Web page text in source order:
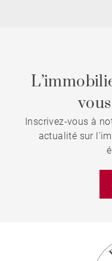
Inscrivez-vous à
actualité sur